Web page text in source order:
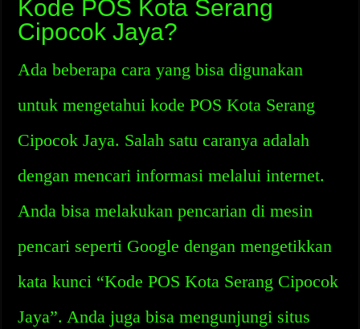
Kode POS Kota Serang
Cipocok Jaya?
Ada beberapa cara yang bisa digunakan
untuk mengetahui kode POS Kota Serang
Cipocok Jaya. Salah satu caranya adalah
dengan mencari informasi melalui internet.
Anda bisa melakukan pencarian di mesin
pencari seperti Google dengan mengetikkan
kata kunci “Kode POS Kota Serang Cipocok
Jaya”. Anda juga bisa mengunjungi situs